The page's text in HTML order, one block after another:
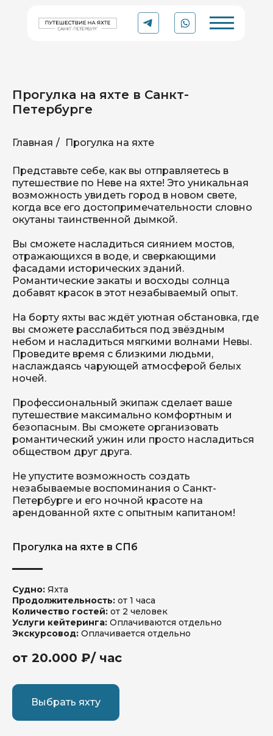
Забронировать судно
Акции
Контакты
Мероприятия
Катера
Яхты
Блог
YACHT
TO TRIP
Аренда катера или яхты
в Санкт-Петербурге
Рейтинг 5.0 ⭐
Организации в Яндексе
Прогулка на яхте в Санкт-
Петербурге
Главная / Прогулка на яхте
Представьте себе, как вы отправляетесь в
путешествие по Неве на яхте! Это уникальная
возможность увидеть город в новом свете,
когда все его достопримечательности словно
окутаны таинственной дымкой.
Вы сможете насладиться сиянием мостов,
отражающихся в воде, и сверкающими
фасадами исторических зданий.
Романтические закаты и восходы солнца
добавят красок в этот незабываемый опыт.
На борту яхты вас ждёт уютная обстановка, где
вы сможете расслабиться под звёздным
небом и насладиться мягкими волнами Невы.
Проведите время с близкими людьми,
наслаждаясь чарующей атмосферой белых
ночей.
Профессиональный экипаж сделает ваше
путешествие максимально комфортным и
безопасным. Вы сможете организовать
романтический ужин или просто насладиться
обществом друг друга.
Не упустите возможность создать
незабываемые воспоминания о Санкт-
Петербурге и его ночной красоте на
арендованной яхте с опытным капитаном!
Прогулка на яхте в СПб
Судно: Яхта
Продолжительность: от 1 часа
Количество гостей: от 2 человек
Услуги кейтеринга: Оплачиваются отдельно
Экскурсовод: Оплачивается отдельно
от 20.000 ₽/ час
Выбрать яхту